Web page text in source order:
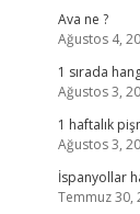
Ava ne ?
Ağustos 4,
1 sırada
Ağustos 3,
1 haftalık
Ağustos 3,
İspanyollar
Temmuz 30,